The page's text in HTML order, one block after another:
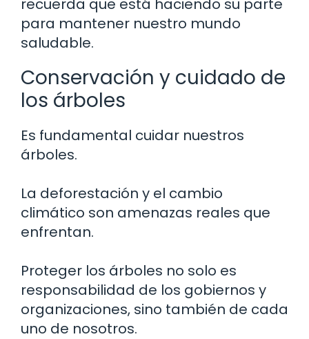
para mantener nuestro mundo
saludable.
Conservación y cuidado de
los árboles
Es fundamental cuidar nuestros
árboles.
La deforestación y el cambio
climático son amenazas reales que
enfrentan.
Proteger los árboles no solo es
responsabilidad de los gobiernos y
organizaciones, sino también de cada
uno de nosotros.